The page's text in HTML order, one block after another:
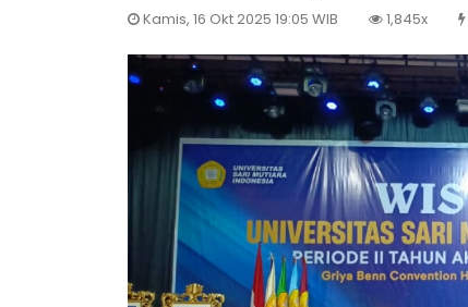
Kamis, 16 Okt 2025 19:05 WIB 1,845x